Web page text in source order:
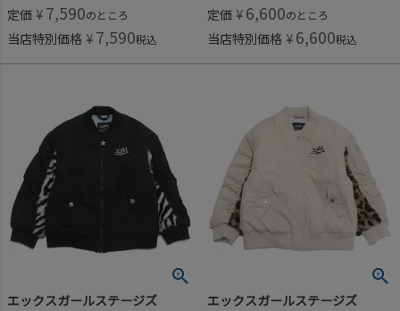
定価 ¥ 7,590のところ
当店特別価格 ¥ 7,590税込
定価 ¥ 6,600のところ
当店特別価格 ¥ 6,600税込
エックスガールステージズ エックスガールステージズ